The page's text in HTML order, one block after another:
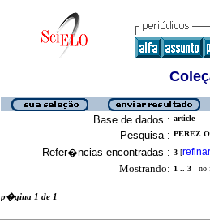
Base de dados : article
Pesquisa : PEREZ
Refer�ncias encontradas : 3 [refinar
Mostrando: 1 .. 3 no
p�gina 1 de 1